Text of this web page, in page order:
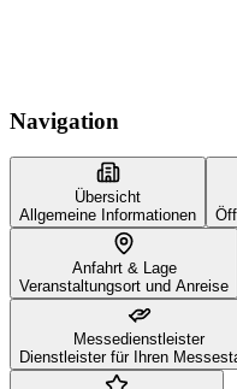
Navigation
Übersicht
Allgemeine Informationen
Anfahrt & Lage
Veranstaltungsort und Anreise
Messedienstleister
Dienstleister für Ihren